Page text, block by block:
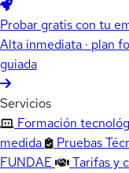
Probar gratis con tu
Alta inmediata · plan
guiada
Servicios
Formación
medida
Pruebas
FUNDAE
Tarifas y